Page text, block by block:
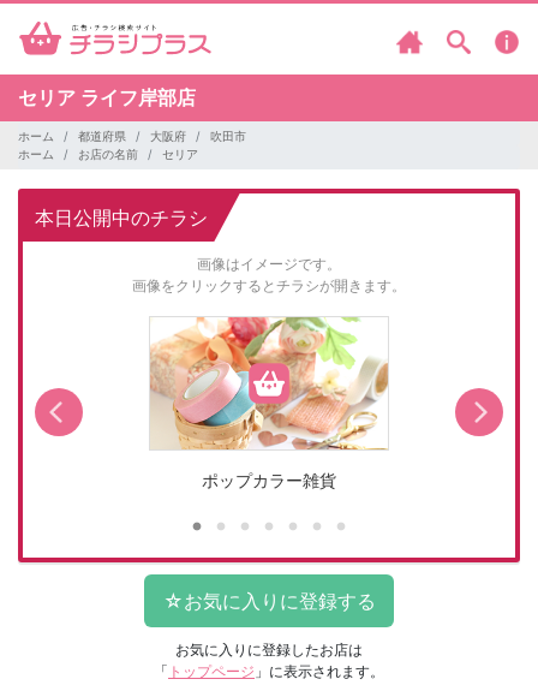
セリア ライフ岸部店
ホーム 都道府県 大阪府
吹田市
ホーム
お店の名前 セリア
本日公開中のチラシ
画像はイメージです。
画像をクリックするとチラシが開きます。
ポップカラー雑貨
お気に入りに登録したお店は
「 トップページ 」に表示されます。